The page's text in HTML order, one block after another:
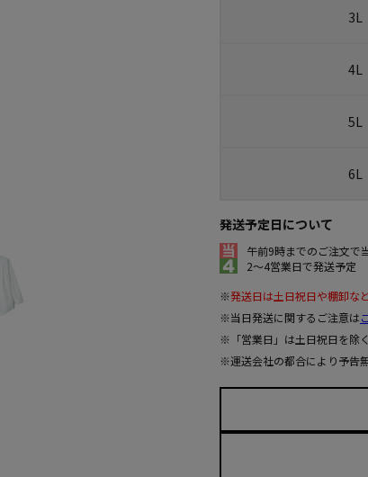
3L
4L
5L
6L
発送予定日について
午前9時までのご注文で
2～4営業日で発送予定
※発送日は土日祝日や棚卸な
※当日発送に関するご注意は
※「営業日」は土日祝日を除
※運送会社の都合により予告